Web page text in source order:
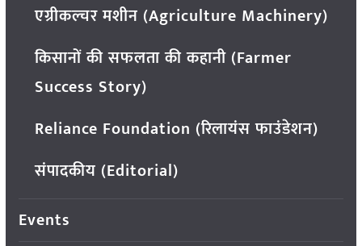
एग्रीकल्चर मशीन (Agriculture Machinery)
किसानों की सफलता की कहानी (Farmer
Success Story)
Reliance Foundation (रिलायंस फाउंडेशन)
संपादकीय (Editorial)
Events